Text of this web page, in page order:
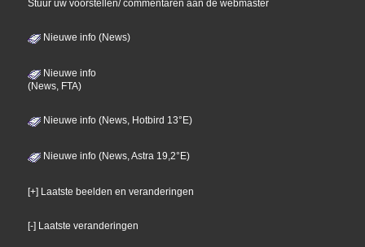
Stuur uw voorstellen/ commentaren aan de webmaster
Nieuwe info (News)
Nieuwe info
(News, FTA)
Nieuwe info (News, Hotbird 13°E)
Nieuwe info (News, Astra 19,2°E)
[+] Laatste beelden en veranderingen
[-] Laatste veranderingen